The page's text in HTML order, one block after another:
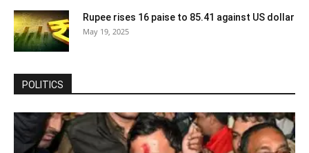
Rupee rises 16 paise to 85.41 against US dollar
May 19, 2025
POLITICS